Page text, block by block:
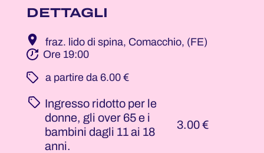
DETTAGLI
fraz. lido di spina, Comacchio, (FE)
Ore 19:00
­ a partire da 6.00 €
Ingresso ridotto per le
donne, gli over 65 e i
bambini dagli 11 ai 18
anni.
3.00 €